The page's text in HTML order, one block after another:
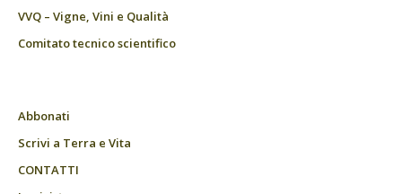
VVQ – Vigne, Vini e Qualità
Comitato tecnico scientifico
Abbonati
Scrivi a Terra e Vita
CONTATTI